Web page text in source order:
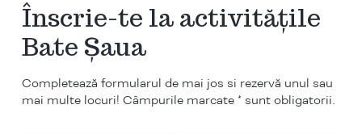
Înscrie-te la activitățile
Bate Șaua
Completează formularul de mai jos si rezervă unul sau
mai multe locuri! Câmpurile marcate * sunt obligatorii.